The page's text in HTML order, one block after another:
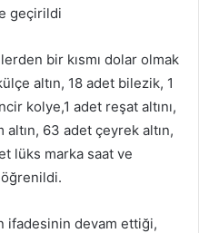
geçirildi
bir kısmı dolar olmak
altın, 18 adet bilezik, 1
kolye,1 adet reşat altını,
altın, 63 adet çeyrek altın,
lüks marka saat ve
ifadesinin devam ettiği,